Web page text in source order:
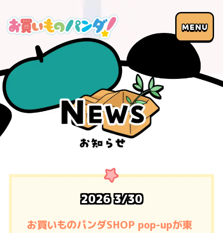
20263/30
お買いものパンダSHOP pop-upが東